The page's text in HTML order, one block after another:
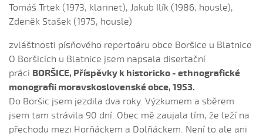
Chodily dvě panny (Iveta Janíková, 2008)
Chovali ňa maměnka
Chovali ně maměnka...
Chovaly ně maměnka (Lucie Rybnikářová, 2008)
Chovaly ně maměnka (Tereza Hůsková, 2004)
Čí to husičky na tej vodě (Štěpánka Králová, 2004)
Čí to lúčka nekosená...
Tomáš Trtek (1973, klarinet), Jakub Ilík (1986, housle),
Zdeněk Stašek (1975, housle)
zvláštnosti písňového repertoáru obce Boršice u Blatnice
O Boršicích u Blatnice jsem napsala disertační
práci BORŠICE, Příspěvky k historicko - ethnografické
monografii moravskoslovenské obce, 1953.
Do Boršic jsem jezdila dva roky. Výzkumem a sběrem
jsem tam strávila 90 dní. Obec mě zaujala tím, že leží na
přechodu mezi Horňáckem a Dolňáckem. Není to ale ani